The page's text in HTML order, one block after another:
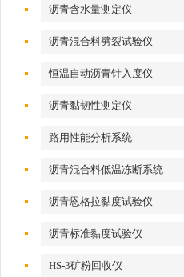
沥青含水量测定仪
沥青混合料劈裂试验仪
恒温自动沥青针入度仪
沥青黏韧性测定仪
路用性能分析系统
沥青混合料低温冻断系统
沥青恩格拉黏度试验仪
沥青标准黏度试验仪
HS-3矿粉回收仪